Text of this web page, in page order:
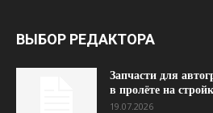
ВЫБОР РЕДАКТОРА
Запчасти для
в пролёте на
19.07.2026